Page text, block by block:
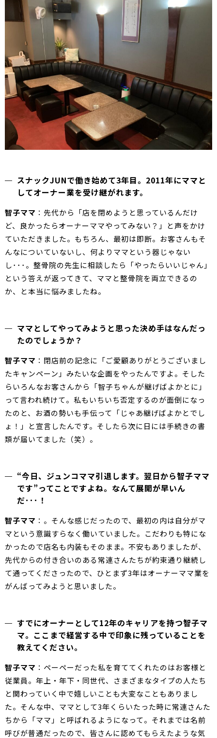
スナックJUNで働き始めて3年目。2011年にママと
してオーナー業を受け継がれます。
智子ママ ：先代から「店を閉めようと思っているんだけ
ど、良かったらオーナーママやってみない？」と声をかけ
ていただきました。もちろん、最初は即断。お客さんもそ
んなについていないし、何よりママという器じゃない
し･･･。整骨院の先生に相談したら「やったらいいじゃん」
という答えが返ってきて、ママと整骨院を両立できるの
か、と本当に悩みましたね。
ママとしてやってみようと思った決め手はなんだっ
たのでしょうか？
智子ママ ：閉店前の記念に「ご愛顧ありがとうございまし
たキャンペーン」みたいな企画をやったんですよ。そした
らいろんなお客さんから「智子ちゃんが継げばよかとに」
って言われ続けて。私もいちいち否定するのが面倒になっ
たのと、お酒の勢いも手伝って「じゃあ継げばよかとでし
ょ！」と宣言したんです。そしたら次に日には手続きの書
類が届いてました（笑）。
“今日、ジュンコママ引退します。翌日から智子ママ
です”ってことですよね。なんて展開が早いん
だ･･･！
智子ママ ：。そんな感じだったので、最初の内は自分がマ
マという意識すらなく働いていました。こだわりも特にな
かったので店名も内装もそのまま。不安もありましたが、
先代からの付き合いのある常連さんたちが約束通り継続し
て通ってくださったので、ひとまず3年はオーナーママ業を
がんばってみようと思いました。
すでにオーナーとして12年のキャリアを持つ智子マ
マ。ここまで経営する中で印象に残っていることを
教えてください。
智子ママ ：ペーペーだった私を育ててくれたのはお客様と
従業員。年上・年下・同世代、さまざまなタイプの人たち
と関わっていく中で嬉しいことも大変なこともありまし
た。そんな中、ママとして3年くらいたった時に常連さんた
ちから「ママ」と呼ばれるようになって。それまでは名前
呼びが普通だったので、皆さんに認めてもらえたような気